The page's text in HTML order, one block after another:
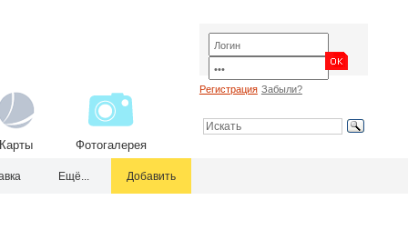
Карты Фотогалерея
Регистрация Забыли?
Ещё... Добавить